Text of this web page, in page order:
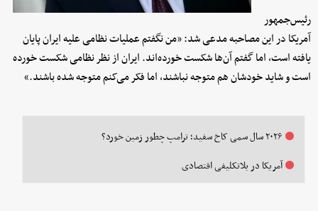
رئیس‌جمهور
آمریکا در این مصاحبه مدعی شد: «من نگفتم عملیات نظامی علیه ایران پایان
یافته است، اما گفتم آن‌ها شکست خورده‌اند. ایران از نظر نظامی شکست خورده
است و شاید خودشان هم متوجه نباشند، اما فکر می‌کنم متوجه شده باشند.»
۲۰۲۶ سال سمی کاخ سفید؛ ترامپ چطور زمین خورد؟
آمریکا در بلاتکلیفی اقتصادی